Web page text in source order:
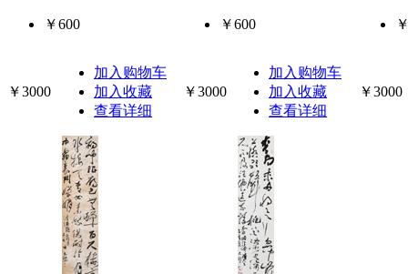
￥600
￥3000
加入购物车
加入收藏
查看详细
￥600
￥3000
加入购物车
加入收藏
查看详细
￥3000